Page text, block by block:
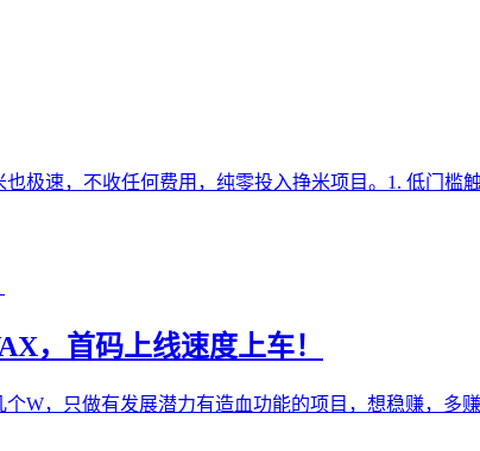
极速，不收任何费用，纯零投入挣米项目。1. 低门槛
，首码上线速度上车！
W，只做有发展潜力有造血功能的项目，想稳赚，